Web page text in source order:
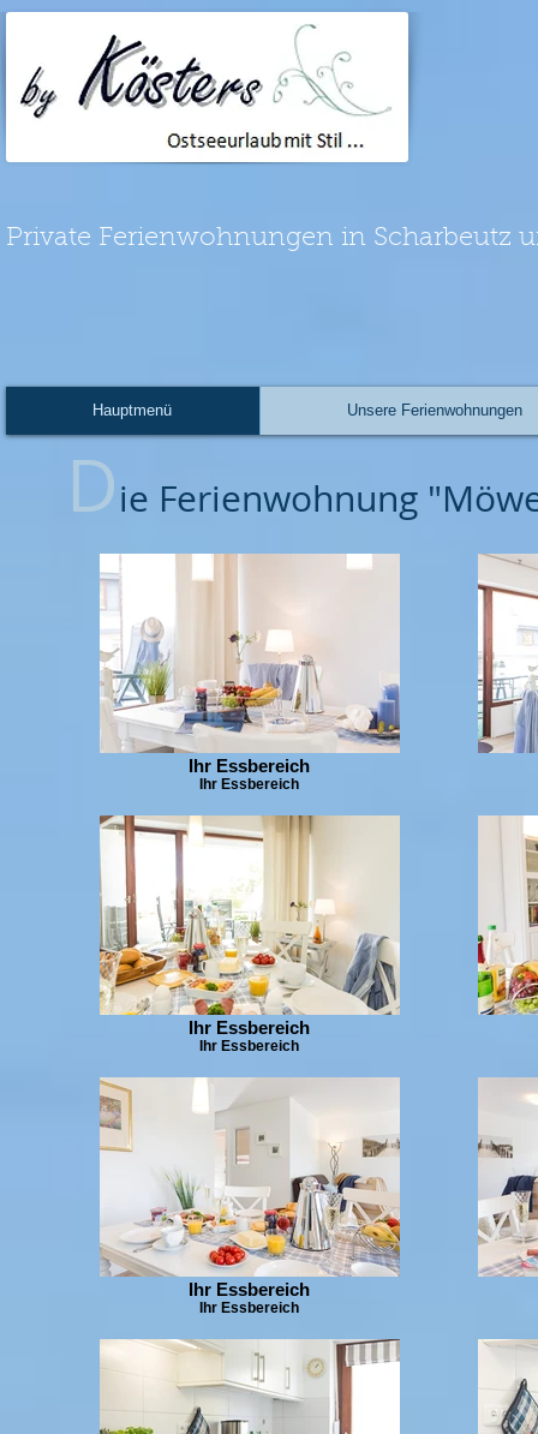
Private Ferienwohnungen in Scharbeutz
Hauptmenü Unsere Ferienwohnungen
Die Ferienwohnung
Ihr Essbereich
Ihr Essbereich
Ihr Essbereich
Ihr Essbereich
Ihr Essbereich
Ihr Essbereich